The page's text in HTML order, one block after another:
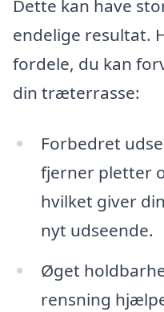
Dette kan have
endelige resultat.
fordele, du kan
din træterrasse:
Forbedret
fjerner pletter
hvilket giver
nyt udseende.
Øget
rensning